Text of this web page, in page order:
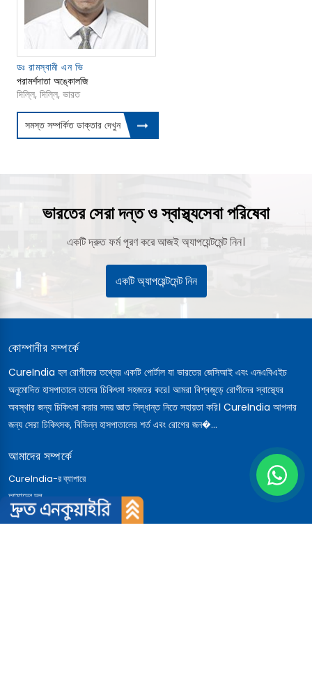
ডঃ রামস্বামী এন ভি
পরামর্শদাতা অঙ্কোলজি
দিল্লি, দিল্লি, ভারত
সমস্ত সম্পর্কিত ডাক্তার দেখুন
ভারতের সেরা দন্ত ও স্বাস্থ্যসেবা পরিষেবা
একটি দ্রুত ফর্ম পূরণ করে আজই অ্যাপয়েন্টমেন্ট নিন।
একটি অ্যাপয়েন্টমেন্ট নিন
কোম্পানীর সম্পর্কে
CureIndia হল রোগীদের তথ্যের একটি পোর্টাল যা ভারতের জেসিআই এবং এনএবিএইচ
অনুমোদিত হাসপাতালে তাদের চিকিৎসা সহজতর করে। আমরা বিশ্বজুড়ে রোগীদের স্বাস্থ্যের
অবস্থার জন্য চিকিৎসা করার সময় জ্ঞাত সিদ্ধান্ত নিতে সহায়তা করি। CureIndia আপনার
জন্য সেরা চিকিৎসক, বিভিন্ন হাসপাতালের শর্ত এবং রোগের জন�...
আমাদের সম্পর্কে
CureIndia-র ব্যাপারে
আমাদের দল
আমরা